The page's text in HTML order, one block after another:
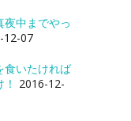
中までやっ
12-07
食いたければ
2016-12-